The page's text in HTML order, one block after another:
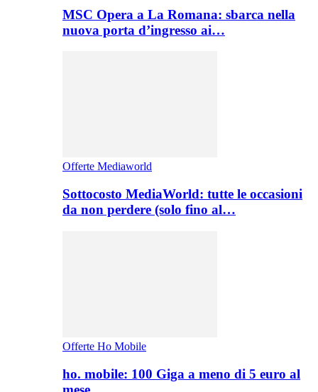
MSC Opera a La Romana: sbarca nella
nuova porta d’ingresso ai…
Offerte Mediaworld
Sottocosto MediaWorld: tutte le occasioni
da non perdere (solo fino al…
Offerte Ho Mobile
ho. mobile: 100 Giga a meno di 5 euro al